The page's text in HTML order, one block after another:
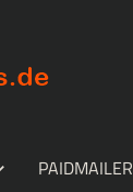
PAIDMAILER